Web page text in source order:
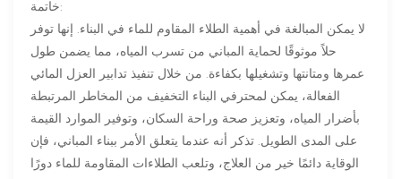
خاتمة:
لا يمكن المبالغة في أهمية الطلاء المقاوم للماء في البناء. إنها توفر
حلاً موثوقًا لحماية المباني من تسرب المياه، مما يضمن طول
عمرها ومتانتها وتشغيلها بكفاءة. من خلال تنفيذ تدابير العزل المائي
الفعالة، يمكن لمحترفي البناء التخفيف من المخاطر المرتبطة
بأضرار المياه، وتعزيز صحة وراحة السكان، وتوفير الموارد القيمة
على المدى الطويل. تذكر أنه عندما يتعلق الأمر ببناء المباني، فإن
الوقاية دائمًا خير من العلاج، وتلعب الطلاءات المقاومة للماء دورًا